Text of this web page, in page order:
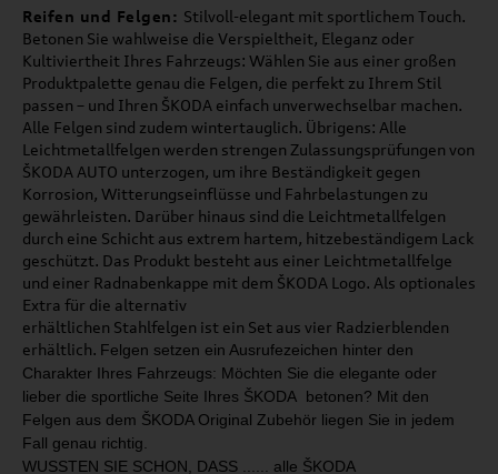
Reifen und Felgen: Stilvoll-elegant mit sportlichem Touch.
Betonen Sie wahlweise die Verspieltheit, Eleganz oder
Kultiviertheit Ihres Fahrzeugs: Wählen Sie aus einer großen
Produktpalette genau die Felgen, die perfekt zu Ihrem Stil
passen – und Ihren ŠKODA einfach unverwechselbar machen.
Alle Felgen sind zudem wintertauglich. Übrigens: Alle
Leichtmetallfelgen werden strengen Zulassungsprüfungen von
ŠKODA AUTO unterzogen, um ihre Beständigkeit gegen
Korrosion, Witterungseinflüsse und Fahrbelastungen zu
gewährleisten. Darüber hinaus sind die Leichtmetallfelgen
durch eine Schicht aus extrem hartem, hitzebeständigem Lack
geschützt. Das Produkt besteht aus einer Leichtmetallfelge
und einer Radnabenkappe mit dem ŠKODA Logo. Als optionales
Extra für die alternativ
erhältlichen Stahlfelgen ist ein Set aus vier Radzierblenden
erhältlich. Felgen setzen ein Ausrufezeichen hinter den
Charakter Ihres Fahrzeugs: Möchten Sie die elegante oder
lieber die sportliche Seite Ihres ŠKODA betonen? Mit den
Felgen aus dem ŠKODA Original Zubehör liegen Sie in jedem
Fall genau richtig.
WUSSTEN SIE SCHON, DASS ...
... alle ŠKODA